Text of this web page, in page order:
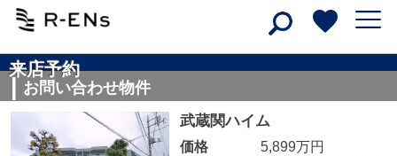
来店予約
お問い合わせ物件
武蔵関ハイム
価格
5,899万円